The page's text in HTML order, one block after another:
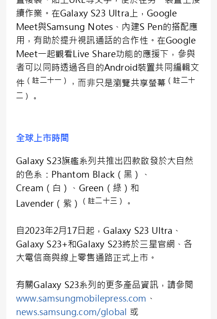
續作業。在Galaxy S23 Ultra上，Google
Meet與Samsung Notes、內建S Pen的搭配應
用，有助於提升視訊通話的合作性。在Google
Meet一起觀看Live Share功能的應援下，參與
者可以同時透過各自的Android裝置共同編輯文
件 （註二十一） ，而非只是瀏覽共享螢幕 （註二十
二）
。
全球上市時間
Galaxy S23旗艦系列共推出四款啟發於大自然
的色系：Phantom Black（黑）、
Cream（白）、Green（綠）和
Lavender（紫）
（註二十三） 。
自2023年2月17日起，Galaxy S23 Ultra、
Galaxy S23+和Galaxy S23將於三星官網、各
大電信商與線上零售通路正式上市。
有關Galaxy S23系列的更多產品資訊，請參閱
www.samsungmobilepress.com 、
news.samsung.com/global 或